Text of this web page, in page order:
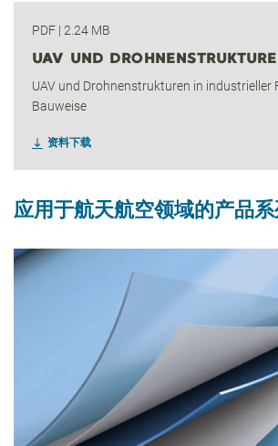
PDF | 2.24 MB
UAV UND
UAV und Drohnenstrukturen in industrieller
Bauweise
资料下载
应用于航天航空领域的产品系